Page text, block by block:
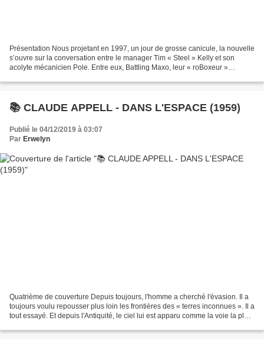
Présentation Nous projetant en 1997, un jour de grosse canicule, la nouvelle
s’ouvre sur la conversation entre le manager Tim « Steel » Kelly et son
acolyte mécanicien Pole. Entre eux, Battling Maxo, leur « roBoxeur »
📚 CLAUDE APPELL - DANS L'ESPACE (1959)
Publié le 04/12/2019 à 03:07
Par Erwelyn
Quatrième de couverture Depuis toujours, l'homme a cherché l'évasion. Il a
toujours voulu repousser plus loin les frontières des « terres inconnues ». Il a
tout essayé. Et depuis l'Antiquité, le ciel lui est apparu comme la voie la plus